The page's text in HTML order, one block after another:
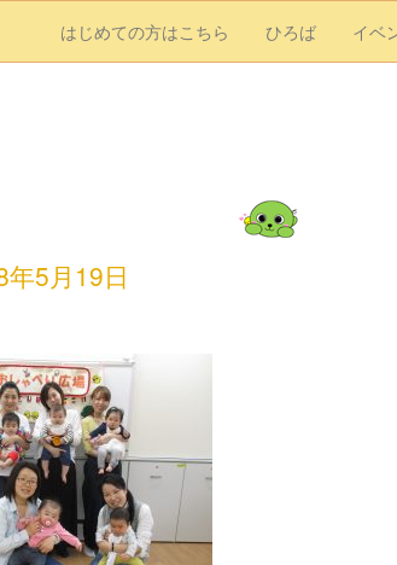
はじめての方はこちら ひろば イベ
年5月19日